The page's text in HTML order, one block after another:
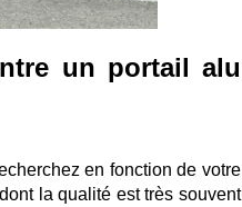
un portail alu
en fonction de votre
la qualité est très souvent